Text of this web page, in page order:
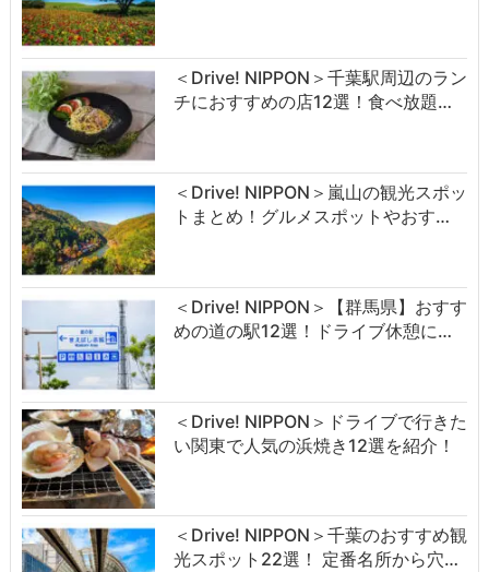
＜Drive! NIPPON＞千葉駅周辺のラン
チにおすすめの店12選！食べ放題…
＜Drive! NIPPON＞嵐山の観光スポッ
トまとめ！グルメスポットやおす…
＜Drive! NIPPON＞【群馬県】おすす
めの道の駅12選！ドライブ休憩に…
＜Drive! NIPPON＞ドライブで行きた
い関東で人気の浜焼き12選を紹介！
＜Drive! NIPPON＞千葉のおすすめ観
光スポット22選！ 定番名所から穴…